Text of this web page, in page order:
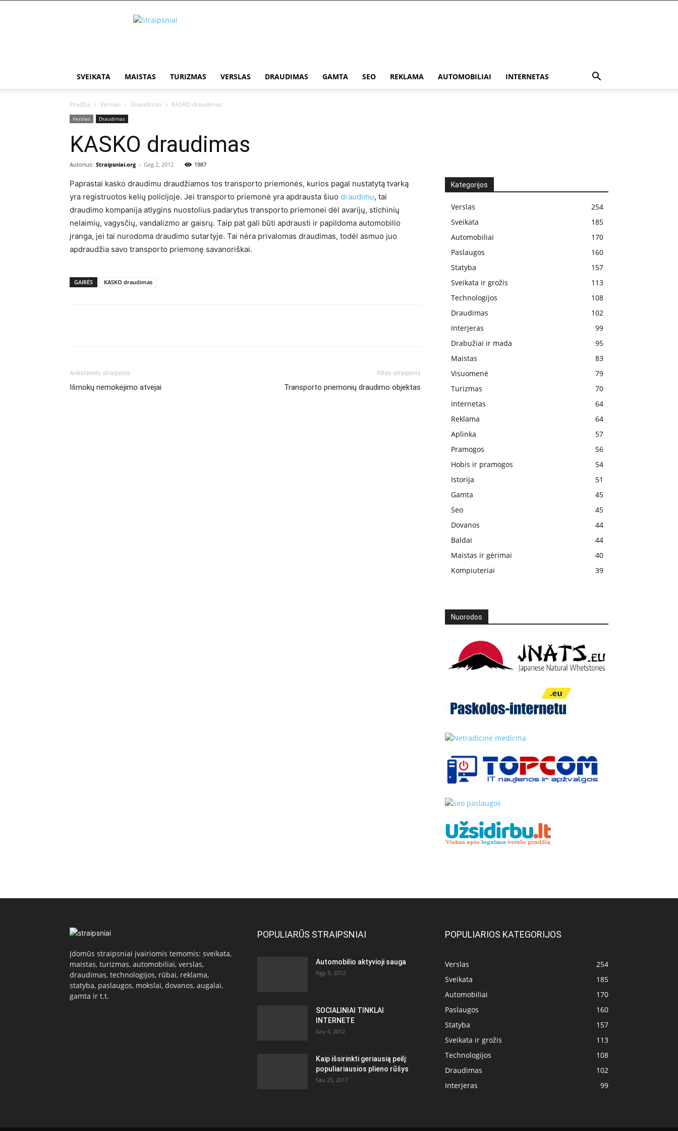
Įdomūs
SVEIKATA MAISTAS TURIZMAS VERSLAS DRAUDIMAS GAMTA SEO REKLAMA AUTOMOBILIAI INTERNETAS
Pradžia Verslas Draudimas KASKO draudimas
Verslas Draudimas
KASKO draudimas
Autorius: Straipsniai.org - Geg 2, 2012 1987
Paprastai kasko draudimu draudžiamos tos transporto priemonės, kurios pagal nustatytą tvarką
yra registruotos kelių policijoje. Jei transporto priemonė yra apdrausta šiuo draudimu, tai
draudimo kompanija atlygins nuostolius padarytus transporto priemonei dėl avarijų, stichinių
nelaimių, vagysčių, vandalizmo ar gaisrų. Taip pat gali būti apdrausti ir papildoma automobilio
įranga, jei tai nurodoma draudimo sutartyje. Tai nėra privalomas draudimas, todėl asmuo juo
apdraudžia savo transporto priemonę savanoriškai.
GAIRĖS KASKO draudimas
Ankstesnis straipsnis
Išmokų nemokėjimo atvejai
Kitas straipsnis
Transporto priemonių draudimo objektas
Kategorijos
Verslas
254
Sveikata
185
Automobiliai
170
Paslaugos
160
Statyba
157
Sveikata ir grožis
113
Technologijos
108
Draudimas
102
Interjeras
99
Drabužiai ir mada
95
Maistas
83
Visuomenė
79
Turizmas
70
Internetas
64
Reklama
64
Aplinka
57
Pramogos
56
Hobis ir pramogos
54
Istorija
51
Gamta
45
Seo
45
Dovanos
44
Baldai
44
Maistas ir gėrimai
40
Kompiuteriai
39
Nuorodos
Įdomūs straipsniai įvairiomis temomis: sveikata,
maistas, turizmas, automobiliai, verslas,
draudimas, technologijos, rūbai, reklama,
statyba, paslaugos, mokslai, dovanos, augalai,
gamta ir t.t.
POPULIARŪS STRAIPSNIAI
Automobilio aktyvioji sauga
Rgp 9, 2012
SOCIALINIAI TINKLAI
INTERNETE
Gru 4, 2012
Kaip išsirinkti geriausią peilį:
populiariausios plieno rūšys
Sau 25, 2017
POPULIARIOS KATEGORIJOS
Verslas
254
Sveikata
185
Automobiliai
170
Paslaugos
160
Statyba
157
Sveikata ir grožis
113
Technologijos
108
Draudimas
102
Interjeras
99